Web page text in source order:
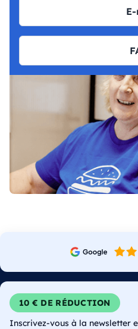
10 € DE RÉDUCTION
Inscrivez-vous à la newsletter